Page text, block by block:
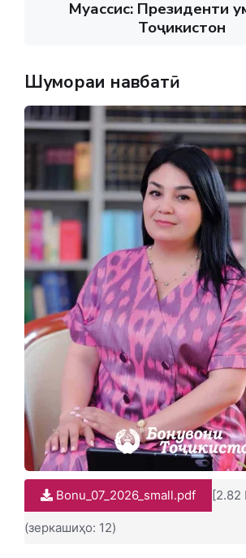
Муассис: Президенти
Тоҷикистон
Шумораи навбатӣ
Bonu_07_2026_small.pdf [2.82
(зеркашиҳо: 12)